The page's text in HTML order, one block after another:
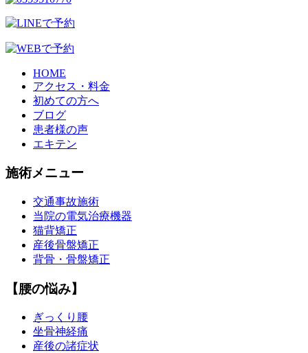
HOME
アクセス・料金
初めての方へ
ブログ
患者様の声
エキテン
施術メニュー
交通事故施術
当院の電気治療機器
猫背矯正
産後骨盤矯正
背骨・骨盤矯正
【腰の悩み】
ぎっくり腰
坐骨神経痛
産後の諸症状